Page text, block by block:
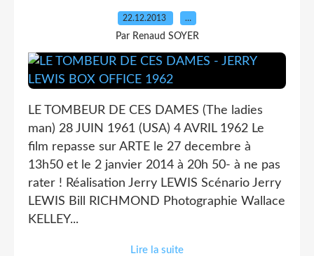
22.12.2013 …
Par Renaud SOYER
LE TOMBEUR DE CES DAMES (The ladies
man) 28 JUIN 1961 (USA) 4 AVRIL 1962 Le
film repasse sur ARTE le 27 decembre à
13h50 et le 2 janvier 2014 à 20h 50- à ne pas
rater ! Réalisation Jerry LEWIS Scénario Jerry
LEWIS Bill RICHMOND Photographie Wallace
KELLEY...
Lire la suite